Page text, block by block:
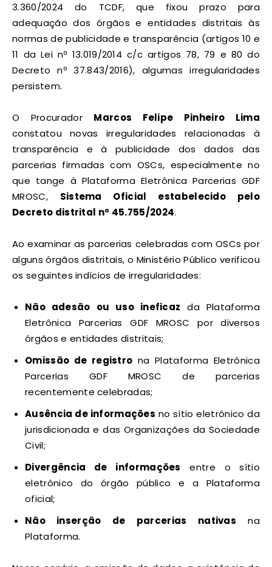
3.360/2024 do TCDF, que fixou prazo para
adequação dos órgãos e entidades distritais às
normas de publicidade e transparência (artigos 10 e
11 da Lei nº 13.019/2014 c/c artigos 78, 79 e 80 do
Decreto nº 37.843/2016), algumas irregularidades
persistem.
O Procurador Marcos Felipe Pinheiro Lima
constatou novas irregularidades relacionadas à
transparência e à publicidade dos dados das
parcerias firmadas com OSCs, especialmente no
que tange à Plataforma Eletrônica Parcerias GDF
MROSC, Sistema Oficial estabelecido pelo
Decreto distrital nº 45.755/2024.
Ao examinar as parcerias celebradas com OSCs por
alguns órgãos distritais, o Ministério Público verificou
os seguintes indícios de irregularidades:
Não adesão ou uso ineficaz da Plataforma
Eletrônica Parcerias GDF MROSC por diversos
órgãos e entidades distritais;
Omissão de registro na Plataforma Eletrônica
Parcerias GDF MROSC de parcerias
recentemente celebradas;
Ausência de informações no sítio eletrônico da
jurisdicionada e das Organizações da Sociedade
Civil;
Divergência de informações entre o sítio
eletrônico do órgão público e a Plataforma
oficial;
Não inserção de parcerias nativas na
Plataforma.